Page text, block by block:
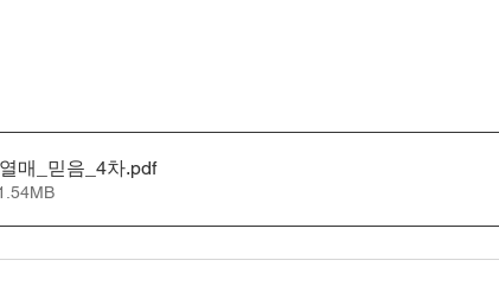
매_믿음_4차.pdf